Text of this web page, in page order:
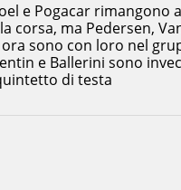
e Pogacar rimangono
corsa, ma Pedersen,
ora sono con loro nel
e Ballerini sono
di testa